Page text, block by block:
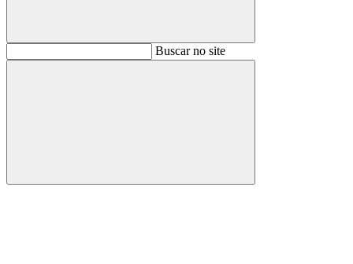
BuscarBuscar no site
Buscar